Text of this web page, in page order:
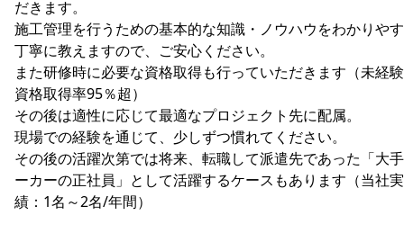
だきます。
施工管理を行うための基本的な知識・ノウハウをわかりや
丁寧に教えますので、ご安心ください。
また研修時に必要な資格取得も行っていただきます（未経
資格取得率95％超）
その後は適性に応じて最適なプロジェクト先に配属。
現場での経験を通じて、少しずつ慣れてください。
その後の活躍次第では将来、転職して派遣先であった「大
ーカーの正社員」として活躍するケースもあります（当社実
績：1名～2名/年間）